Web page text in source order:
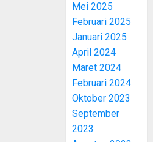
Mei 2025
Februari 2025
Januari 2025
April 2024
Maret 2024
Februari 2024
Oktober 2023
September
2023